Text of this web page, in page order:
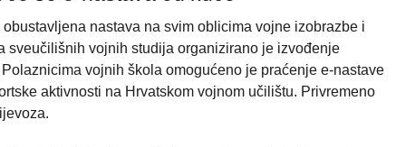
nastava na svim oblicima vojne izobrazbe i
sveučilišnih vojnih studija organizirano je izvođenje
vojnih škola omogućeno je praćenje e-nastave
aktivnosti na Hrvatskom vojnom učilištu. Privremeno